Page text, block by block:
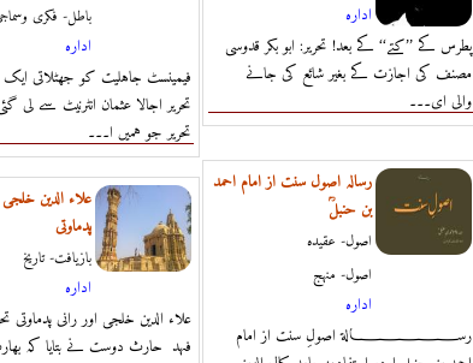
باطل- فكرى
ادارہ
فیمینسٹ جاہلیت کو جھٹلاتی ایک
تحریر اجالا عثمان انٹرنیٹ سے لی
تحریر جو ہمیں ا۔۔۔
ادارہ
پطرس کے ’’کتے‘‘ کے بعد! تحریر: ابو بکر قدوسی
مصنف کی اجازت کے بغیر شائع کی جانے
والی ای۔۔۔
علاء الدین
پدماوتی
بازيافت- تاريخ
ادارہ
علاء الدین خلجی اور رانی پدماوتی
فہد حارث دوست نے بتایا کہ
رسالہ اصول سنت از امام احمد
بن حنبلؒ
اصول- عقيدہ
اصول- منہج
ادارہ
رســـــــــــــــــــــالة اصولِ سنت از امام